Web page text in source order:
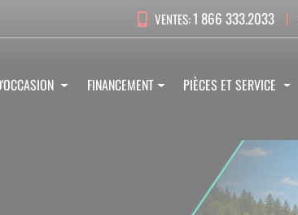
VENTES:1 866 333.2033
FINANCEMENT PIÈCES ET SERVICE